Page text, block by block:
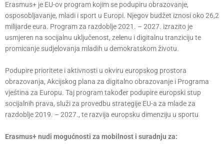
Erasmus+ je EU-ov program kojim se podupiru obrazovanje,
osposobljavanje, mladi i sport u Europi. Njegov budžet iznosi oko 26,2
milijarde eura. Program za razdoblje 2021. – 2027. izrazito je
usmjeren na socijalnu uključenost, zelenu i digitalnu tranziciju te
promicanje sudjelovanja mladih u demokratskom životu.
Podupire prioritete i aktivnosti u okviru europskog prostora
obrazovanja, Akcijskog plana za digitalno obrazovanje i Programa
vještina za Europu. Taj program također podupire europski stup
socijalnih prava, služi za provedbu strategije EU-a za mlade za
razdoblje 2019. – 2027., te razvija europsku dimenziju u sportu
Erasmus+ nudi mogućnosti za mobilnost i suradnju za: